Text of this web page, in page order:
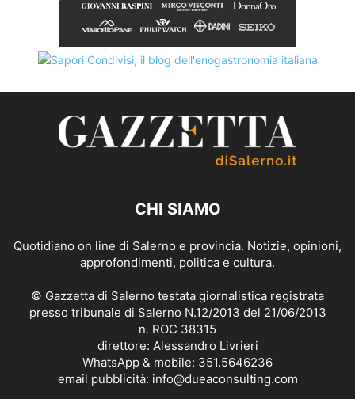
CHI SIAMO
Quotidiano on line di Salerno e provincia. Notizie, opinioni,
approfondimenti, politica e cultura.
© Gazzetta di Salerno testata giornalistica registrata
presso tribunale di Salerno N.12/2013 del 21/06/2013
n. ROC 38315
direttore: Alessandro Livrieri
WhatsApp & mobile: 351.5646236
email pubblicità: info@dueaconsulting.com